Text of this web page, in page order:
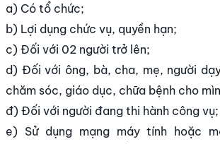
a) Có tổ chức;
b) Lợi dụng chức vụ, quyền hạn;
c) Đối với 02 người trở lên;
d) Đối với ông, bà, cha, mẹ, người
chăm sóc, giáo dục, chữa bệnh cho
đ) Đối với người đang thi hành công vụ;
e) Sử dụng mạng máy tính hoặc